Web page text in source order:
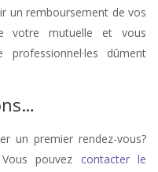
un remboursement de vos
votre mutuelle et vous
dûment
un premier rendez-vous?
pouvez contacter le